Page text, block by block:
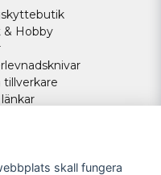
& Hobby
tillverkare
skall fungera